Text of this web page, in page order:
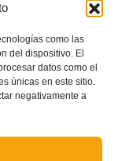
como las
del dispositivo. El
datos como el
únicas en este sitio.
negativamente a